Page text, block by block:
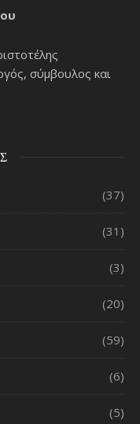
σύμβουλος και
(37)
(31)
(3)
(20)
(59)
(6)
(5)